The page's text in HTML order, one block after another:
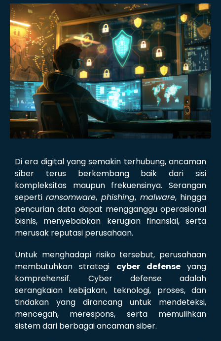
Di era digital yang semakin terhubung, ancaman
siber terus berkembang baik dari sisi
kompleksitas maupun frekuensinya. Serangan
sepertiransomware, phishing, malware, hingga
pencurian data dapat mengganggu operasional
bisnis, menyebabkan kerugian finansial, serta
merusak reputasi perusahaan.
Untuk menghadapi risiko tersebut, perusahaan
membutuhkan strategi cyber defenseyang
komprehensif. Cyber defense adalah
serangkaian kebijakan, teknologi, proses, dan
tindakan yang dirancang untuk mendeteksi,
mencegah, merespons, serta memulihkan
sistem dari berbagai ancaman siber.